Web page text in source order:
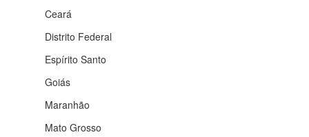
Ceará
Distrito Federal
Espírito Santo
Goiás
Maranhão
Mato Grosso